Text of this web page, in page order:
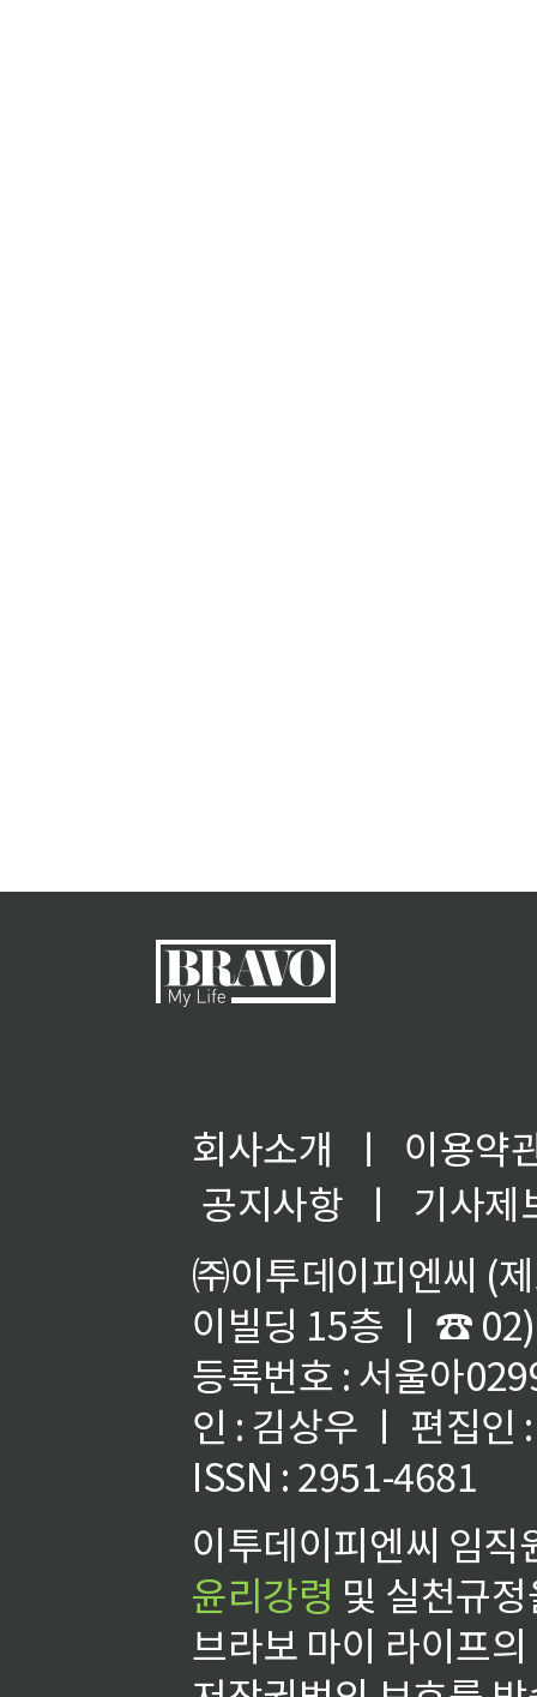
회사소개 ㅣ
이용약
공지사항
ㅣ
기사제
㈜이투데이피엔씨 (
이빌딩 15층 ㅣ ☎
등록번호 : 서울아
인 : 김상우 ㅣ 편집인
ISSN : 2951-4681
이투데이피엔씨 임
윤리강령 및 실천규
브라보 마이 라이프